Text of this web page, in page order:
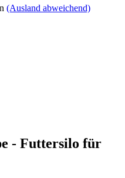
(Ausland abweichend)
- Futtersilo für